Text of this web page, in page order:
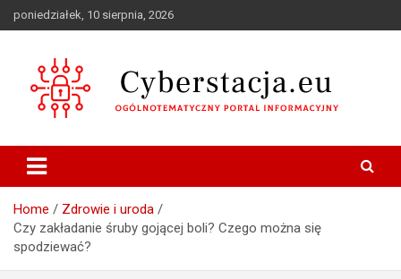
to
poniedziałek, 10 sierpnia, 2026
Cyberstacja.eu
Home
Zdrowie i uroda
Czy zakładanie śruby gojącej boli? Czego można się
spodziewać?